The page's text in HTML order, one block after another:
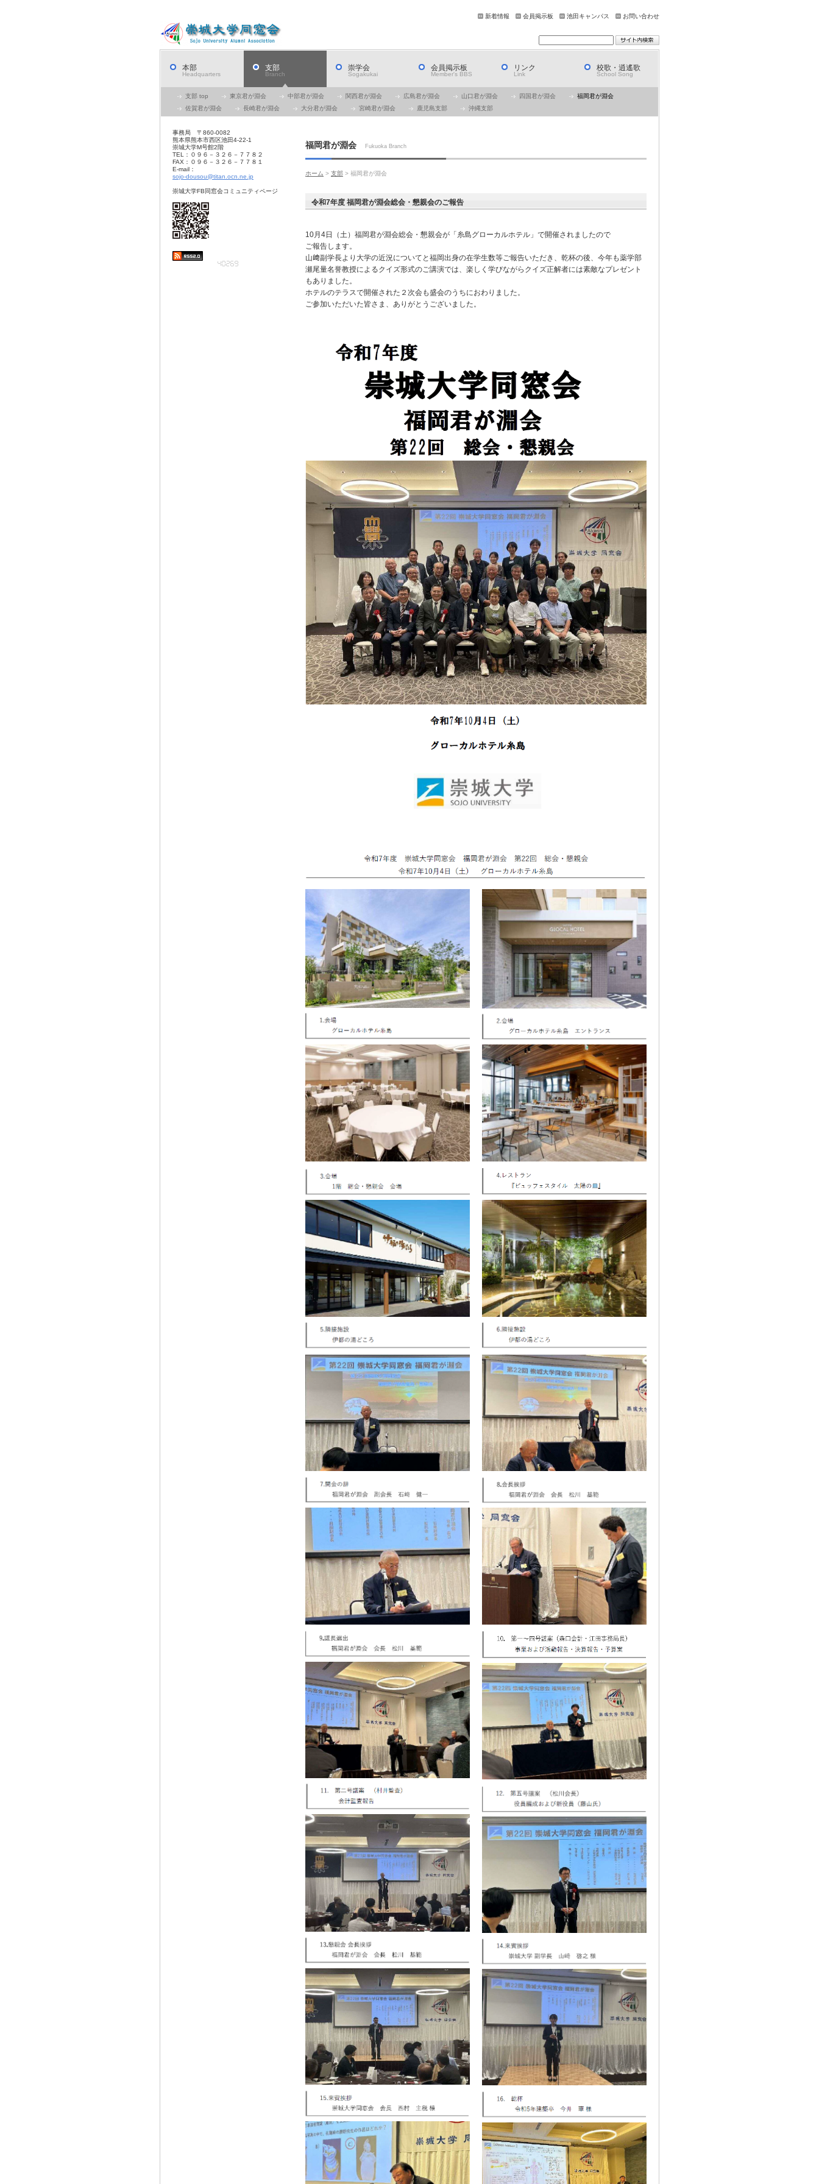
新着情報 会員掲示板 池田キャンパス お問い合わせ
本部
Headquarters
支部
Branch
崇学会
Sogakukai
会員掲示板
Member's BBS
リンク
Link
校歌・逍遙歌
School Song
支部 top 東京君が淵会 中部君が淵会 関西君が淵会 広島君が淵会 山口君が淵会 四国君が淵会
福岡君が淵会
佐賀君が淵会
長崎君が淵会 大分君が淵会 宮崎君が淵会 鹿児島支部 沖縄支部
福岡君が淵会 Fukuoka Branch
ホーム > 支部 > 福岡君が淵会
令和7年度 福岡君が淵会総会・懇親会のご報告
10月4日（土）福岡君が淵会総会・懇親会が「糸島グローカルホテル」で開催されましたので
ご報告します。
山﨑副学長より大学の近況についてと福岡出身の在学生数等ご報告いただき、乾杯の後、今年も薬学部
瀬尾量名誉教授によるクイズ形式のご講演では、楽しく学びながらクイズ正解者には素敵なプレゼント
もありました。
ホテルのテラスで開催された２次会も盛会のうちにおわりました。
ご参加いただいた皆さま、ありがとうございました。
事務局 〒860-0082
熊本県熊本市西区池田4-22-1
崇城大学M号館2階
TEL：０９６－３２６－７７８２
FAX：０９６－３２６－７７８１
E-mail：
sojo-dousou@titan.ocn.ne.jp
崇城大学FB同窓会コミュニティページ